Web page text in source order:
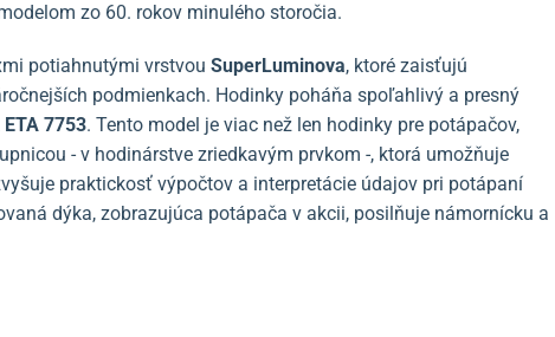
zo 60. rokov minulého storočia.
potiahnutými vrstvou SuperLuminova, ktoré zaisťujú
podmienkach. Hodinky poháňa spoľahlivý a presný
7753. Tento model je viac než len hodinky pre potápačov,
- v hodinárstve zriedkavým prvkom -, ktorá umožňuje
praktickosť výpočtov a interpretácie údajov pri potápaní
dýka, zobrazujúca potápača v akcii, posilňuje námornícku a